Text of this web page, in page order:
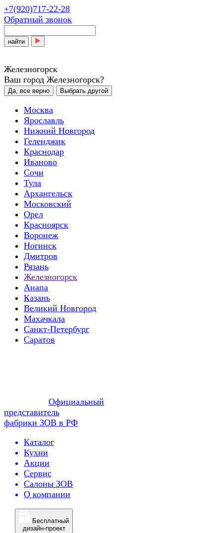
+7(920)717-22-28
Обратный звонок
найти
Железногорск
Ваш город Железногорск?
Да, все верно Выбрать другой
Москва
Ярославль
Нижний Новгород
Геленджик
Краснодар
Иваново
Сочи
Тула
Архангельск
Московский
Орел
Красноярск
Воронеж
Ногинск
Дмитров
Рязань
Железногорск
Анапа
Казань
Великий Новгород
Махачкала
Санкт-Петербург
Саратов
Официальный
представитель
фабрики ЗОВ в РФ
Каталог
Кухни
Акции
Сервис
Салоны ЗОВ
О компании
Бесплатный
дизайн-проект